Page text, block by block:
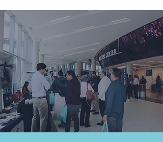
nacieron para ser
existen padres que
hacen mejor trabajo que
ellas. Madres son
muchas: hay madres
casadas, solteras,
adoptivas, voluntarias,
temporáneas,
madrastras y aquellas
con espera de algún día
ser madres. Hay madres
que...